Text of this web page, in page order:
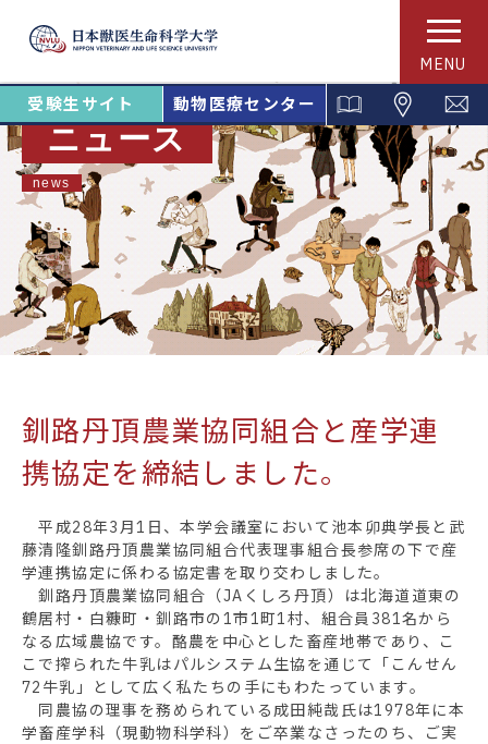
MENU
受験生サイト 動物医療センター
ニュース
news
釧路丹頂農業協同組合と産学連
携協定を締結しました。
平成28年3月1日、本学会議室において池本卯典学長と武
藤清隆釧路丹頂農業協同組合代表理事組合長参席の下で産
学連携協定に係わる協定書を取り交わしました。
釧路丹頂農業協同組合（JAくしろ丹頂）は北海道道東の
鶴居村・白糠町・釧路市の1市1町1村、組合員381名から
なる広域農協です。酪農を中心とした畜産地帯であり、こ
こで搾られた牛乳はパルシステム生協を通じて「こんせん
72牛乳」として広く私たちの手にもわたっています。
同農協の理事を務められている成田純哉氏は1978年に本
学畜産学科（現動物科学科）をご卒業なさったのち、ご実